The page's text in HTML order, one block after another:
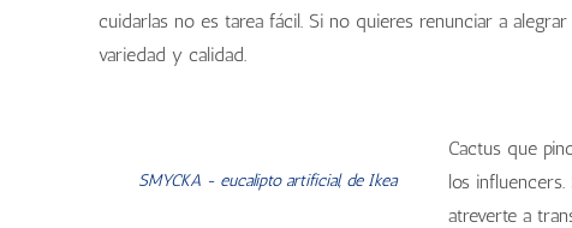
cuidarlas no es tarea fácil. Si no quieres renunciar a
variedad y calidad.
SMYCKA - eucalipto artificial, de Ikea
Cactus que
los
atreverte a